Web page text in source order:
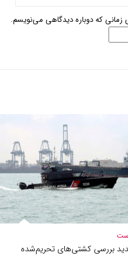
زمانی که دوباره دیدگاهی می‌نویسم.
بررسی کشتی‌های تحریم‌شده